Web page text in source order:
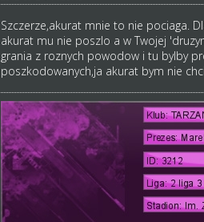
Szczerze,akurat mnie to nie pociaga.
akurat mu nie poszlo a w Twojej
grania z roznych powodow i tu bylby
poszkodowanych,ja akurat bym nie